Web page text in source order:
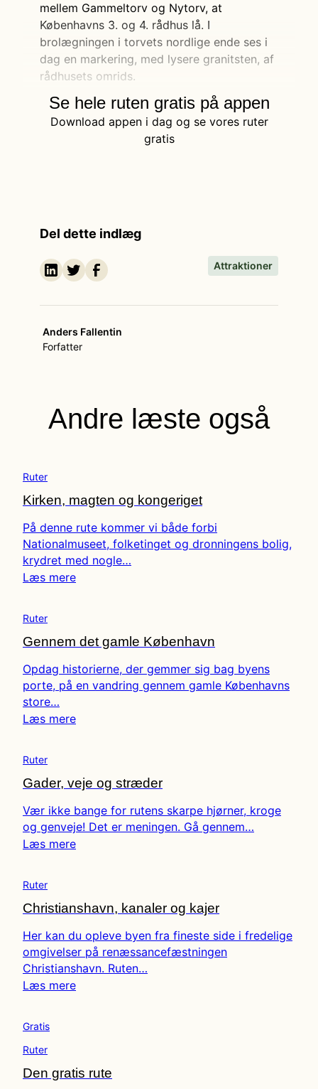
mellem Gammeltorv og Nytorv, at
Københavns 3. og 4. rådhus lå. I
brolægningen i torvets nordlige ende ses i
dag en markering, med lysere granitsten, af
rådhusets omrids.
Se hele ruten gratis på appen
Download appen i dag og se vores ruter
gratis
Del dette indlæg
Attraktioner
Anders Fallentin
Forfatter
Andre læste også
Ruter
Kirken, magten og kongeriget
På denne rute kommer vi både forbi
Nationalmuseet, folketinget og dronningens bolig,
krydret med nogle…
Læs mere
Ruter
Gennem det gamle København
Opdag historierne, der gemmer sig bag byens
porte, på en vandring gennem gamle Københavns
store…
Læs mere
Ruter
Gader, veje og stræder
Vær ikke bange for rutens skarpe hjørner, kroge
og genveje! Det er meningen. Gå gennem…
Læs mere
Ruter
Christianshavn, kanaler og kajer
Her kan du opleve byen fra fineste side i fredelige
omgivelser på renæssancefæstningen
Christianshavn. Ruten…
Læs mere
Gratis
Ruter
Den gratis rute